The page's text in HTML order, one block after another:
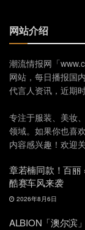
网站介绍
潮流情报网「
网站，每日播报国
代言人资讯，近期
专注于服装、美妆
领域。如果你也喜
内容感兴趣！欢迎
章若楠同款！百丽
酷赛车风来袭
2026年8月6日
ALBION「澳尔滨